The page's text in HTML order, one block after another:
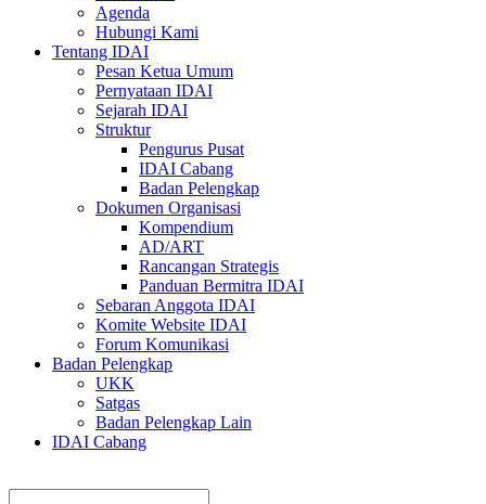
Agenda
Hubungi Kami
Tentang IDAI
Pesan Ketua Umum
Pernyataan IDAI
Sejarah IDAI
Struktur
Pengurus Pusat
IDAI Cabang
Badan Pelengkap
Dokumen Organisasi
Kompendium
AD/ART
Rancangan Strategis
Panduan Bermitra IDAI
Sebaran Anggota IDAI
Komite Website IDAI
Forum Komunikasi
Badan Pelengkap
UKK
Satgas
Badan Pelengkap Lain
IDAI Cabang